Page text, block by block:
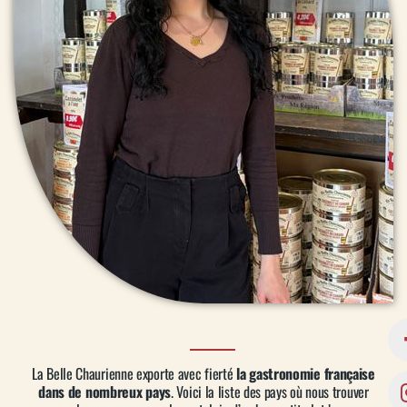
Authentique cassoulet au porc et
saucisses de Toulouse
Blanquette de veau
Bloc de foie gras de canard
Bloc de foie gras de canard
La Belle Chaurienne exporte avec fierté la gastronomie française
dans de nombreux pays. Voici la liste des pays où nous trouver